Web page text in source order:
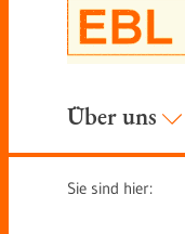
Über uns
Sie sind hier: